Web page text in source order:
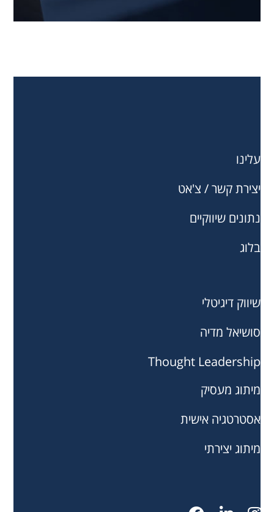
עלינו
יצירת קשר / צ'אט
נתונים שיווקיים
בלוג
שיווק דיגיטלי
סושיאל מדיה
Thought Leadership
מיתוג מעסיק
אסטרטגיה אישית
מיתוג יצירתי